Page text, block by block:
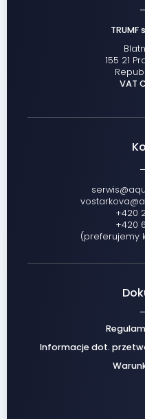
155 21
VAT
+420
+420
(preferujemy
Informacje dot.